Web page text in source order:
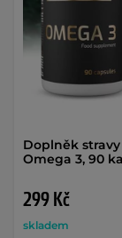
Doplněk stravy
Omega 3, 90
299 Kč
skladem